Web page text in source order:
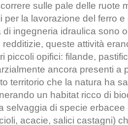
sulle pale delle ruote
per la lavorazione del ferro e
ingegneria idraulica sono
redditizie, queste attività
piccoli opifici: filande,
ancora presenti a
territorio che la natura ha
un habitat ricco di
selvaggia di specie erbacee
acacie, salici castagni)